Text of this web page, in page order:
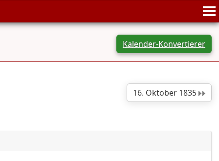
Kalender-Konvertierer
16. Oktober 1835